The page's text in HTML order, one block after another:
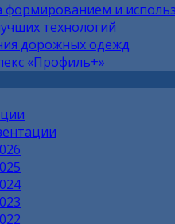
формированием и
технологий
дорожных одежд
«Профиль+»